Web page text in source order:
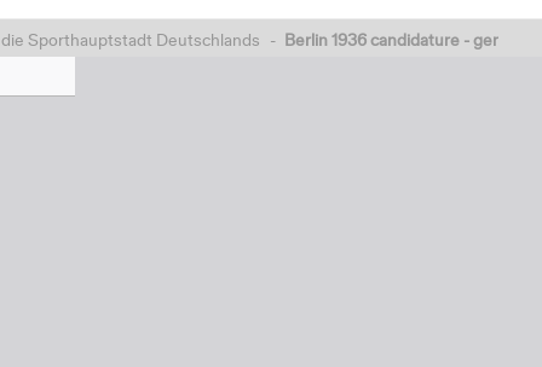
Sporthauptstadt Deutschlands - Berlin 1936 candidature - ger